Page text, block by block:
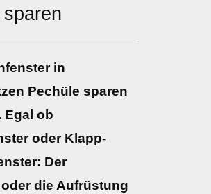
sparen
in
Pechüle sparen
Egal ob
oder Klapp-
Der
die Aufrüstung